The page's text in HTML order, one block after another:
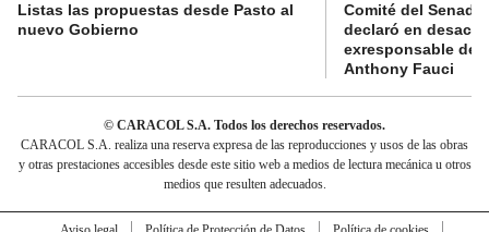
Listas las propuestas desde Pasto al
nuevo Gobierno
Comité del Senado
declaró en
exresponsable de
Anthony Fauci
© CARACOL S.A. Todos los derechos reservados.
CARACOL S.A. realiza una reserva expresa de las reproducciones y usos de las obras
y otras prestaciones accesibles desde este sitio web a medios de lectura mecánica u otros
medios que resulten adecuados.